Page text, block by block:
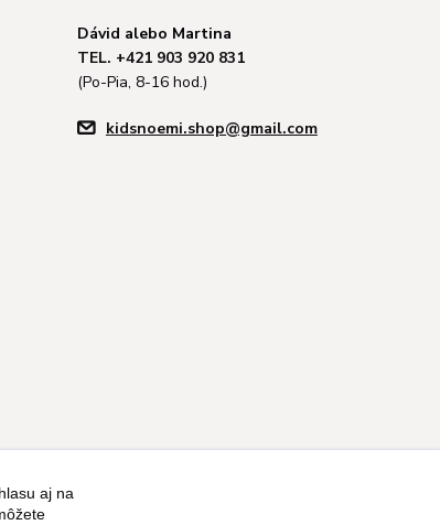
Dávid alebo Martina
TEL. +421 903 920 831
(Po-Pia, 8-16 hod.)
kidsnoemi.shop@gmail.com
aj na